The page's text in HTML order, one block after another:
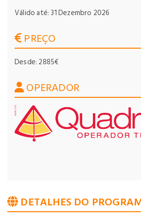
Válido até: 31 Dezembro 2026
PREÇO
Desde: 2885€
OPERADOR
DETALHES DO